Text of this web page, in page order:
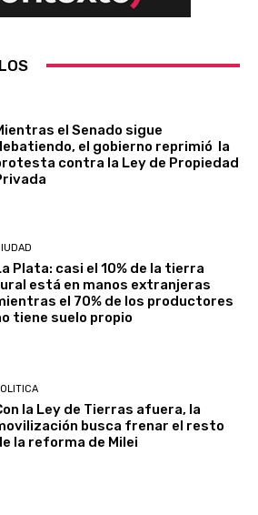
el Senado sigue
el gobierno reprimió la
contra la Ley de Propiedad
Plata: casi el 10% de la tierra
está en manos extranjeras
el 70% de los productores
tiene suelo propio
la Ley de Tierras afuera, la
busca frenar el resto
la reforma de Milei